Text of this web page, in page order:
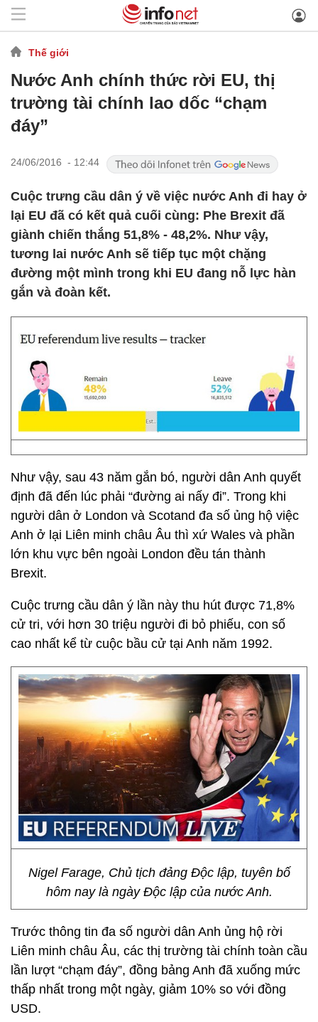
Thế giới
Nước Anh chính thức rời EU, thị
trường tài chính lao dốc “chạm
đáy”
24/06/2016 - 12:44
Cuộc trưng cầu dân ý về việc nước Anh đi hay ở
lại EU đã có kết quả cuối cùng: Phe Brexit đã
giành chiến thắng 51,8% - 48,2%. Như vậy,
tương lai nước Anh sẽ tiếp tục một chặng
đường một mình trong khi EU đang nỗ lực hàn
gắn và đoàn kết.
Như vậy, sau 43 năm gắn bó, người dân Anh quyết
định đã đến lúc phải “đường ai nấy đi”. Trong khi
người dân ở London và Scotand đa số ủng hộ việc
Anh ở lại Liên minh châu Âu thì xứ Wales và phần
lớn khu vực bên ngoài London đều tán thành
Brexit.
Cuộc trưng cầu dân ý lần này thu hút được 71,8%
cử tri, với hơn 30 triệu người đi bỏ phiếu, con số
cao nhất kể từ cuộc bầu cử tại Anh năm 1992.
Nigel Farage, Chủ tịch đảng Độc lập, tuyên bố
hôm nay là ngày Độc lập của nước Anh.
Trước thông tin đa số người dân Anh ủng hộ rời
Liên minh châu Âu, các thị trường tài chính toàn cầu
lần lượt “chạm đáy”, đồng bảng Anh đã xuống mức
thấp nhất trong một ngày, giảm 10% so với đồng
USD.